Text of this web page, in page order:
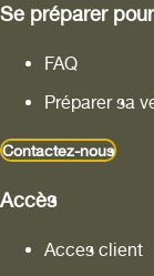
Se préparer
FAQ
Préparer sa
Contactez-nous
Accès
Acces client